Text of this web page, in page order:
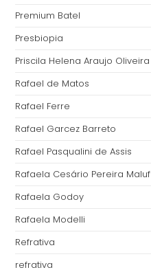
Premium Batel
Presbiopia
Priscila Helena Araujo Oliveira
Rafael de Matos
Rafael Ferre
Rafael Garcez Barreto
Rafael Pasqualini de Assis
Rafaela Cesário Pereira Maluf
Rafaela Godoy
Rafaela Modelli
Refrativa
refrativa